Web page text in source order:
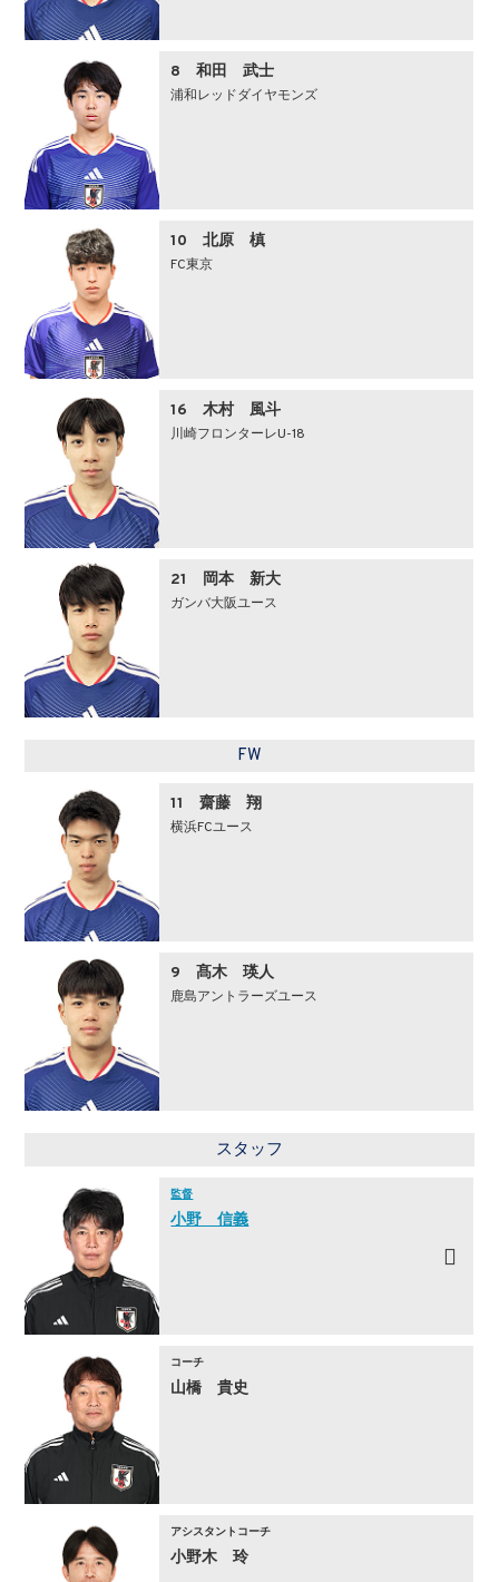
8 和田 武士
浦和レッドダイヤモンズ
10 北原 槙
FC東京
16 木村 風斗
川崎フロンターレU-18
21 岡本 新大
ガンバ大阪ユース
FW
11 齋藤 翔
横浜FCユース
9 髙木 瑛人
鹿島アントラーズユース
スタッフ
監督
小野 信義
コーチ
山橋 貴史
アシスタントコーチ
小野木 玲